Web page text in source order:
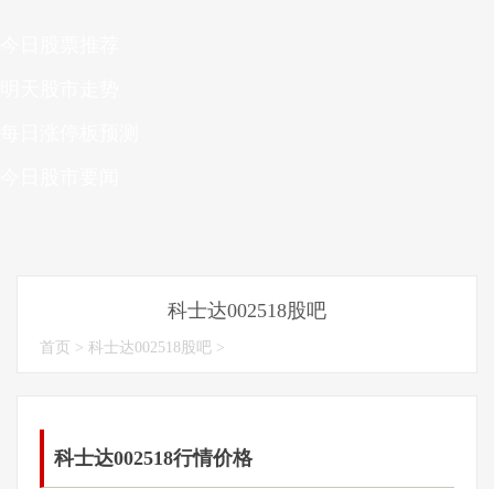
科士达002518股吧
首页 > 科士达002518股吧 >
科士达002518行情价格